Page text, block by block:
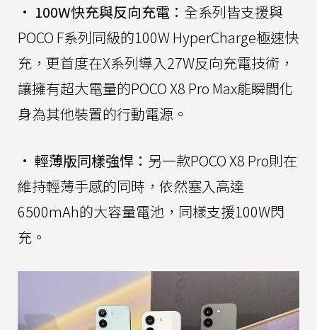
• 100W快充與反向充電： 全系列皆支援與
POCO F系列同級的100W HyperCharge極速快
充，更首度在X系列導入27W反向充電技術，
讓擁有超大電量的POCO X8 Pro Max能瞬間化
身為其他裝置的行動電源。
• 輕薄版同樣強悍： 另一款POCO X8 Pro則在
維持輕薄手感的同時，依然塞入高達
6500mAh的大容量電池，同樣支援100W閃
充。